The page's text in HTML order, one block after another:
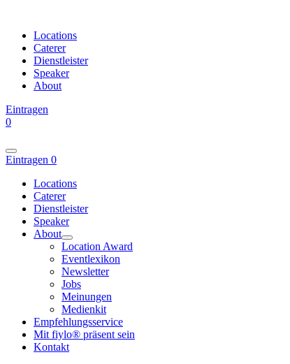
Locations
Caterer
Dienstleister
Speaker
About
Eintragen
0
Eintragen 0
Locations
Caterer
Dienstleister
Speaker
About
Location Award
Eventlexikon
Newsletter
Jobs
Meinungen
Medienkit
Empfehlungsservice
Mit fiylo® präsent sein
Kontakt